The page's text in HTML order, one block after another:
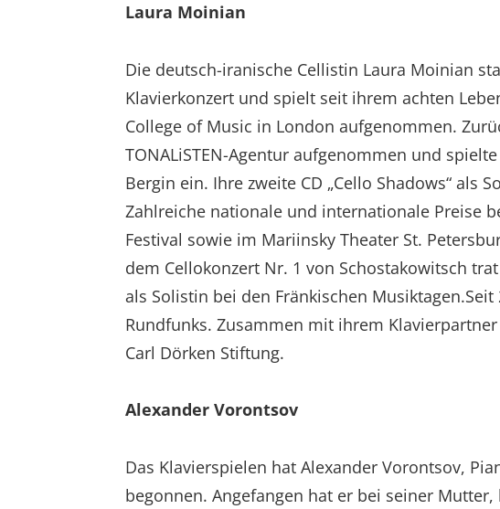
Laura Moinian
Die deutsch-iranische Cellistin Laura Moinian
Klavierkonzert und spielt seit ihrem achten
College of Music in London aufgenommen.
TONALiSTEN-Agentur aufgenommen und
Bergin ein. Ihre zweite CD „Cello Shadows“
Zahlreiche nationale und internationale Preise
Festival sowie im Mariinsky Theater St.
dem Cellokonzert Nr. 1 von Schostakowitsch
als Solistin bei den Fränkischen
Rundfunks. Zusammen mit ihrem
Carl Dörken Stiftung.
Alexander Vorontsov
Das Klavierspielen hat Alexander Vorontsov,
begonnen. Angefangen hat er bei seiner